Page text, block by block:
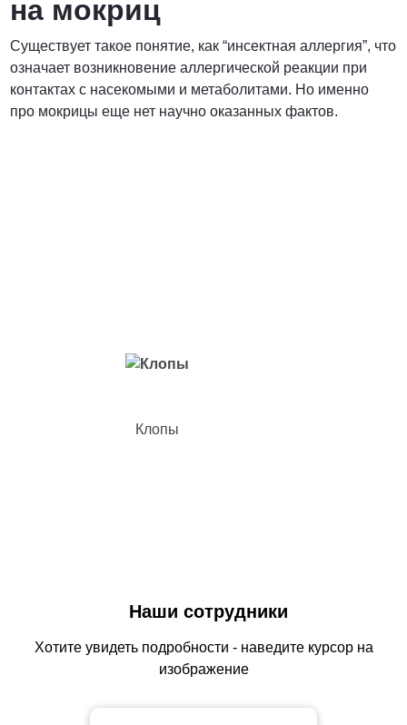
на мокриц
Существует такое понятие, как “инсектная аллергия”, что
означает возникновение аллергической реакции при
контактах с насекомыми и метаболитами. Но именно
про мокрицы еще нет научно оказанных фактов.
Клопы
Наши сотрудники
Хотите увидеть подробности - наведите курсор на
изображение